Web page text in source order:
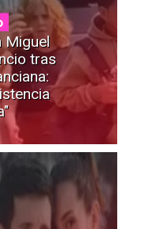
Miguel
tras